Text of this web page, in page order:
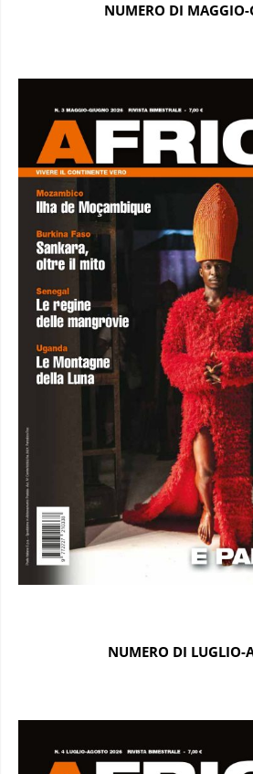
NUMERO DI
NUMERO DI LUGLIO-